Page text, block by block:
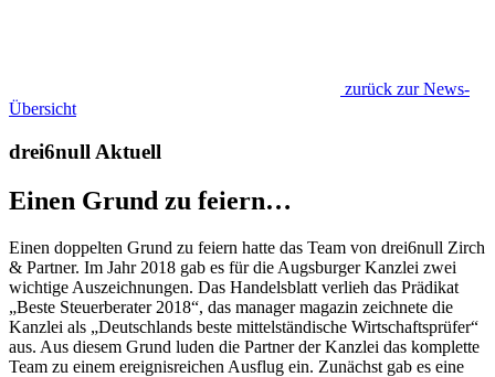
zurück zur News-
Übersicht
drei6null Aktuell
Einen Grund zu feiern…
Einen doppelten Grund zu feiern hatte das Team von drei6null Zirch
& Partner. Im Jahr 2018 gab es für die Augsburger Kanzlei zwei
wichtige Auszeichnungen. Das Handelsblatt verlieh das Prädikat
„Beste Steuerberater 2018“, das manager magazin zeichnete die
Kanzlei als „Deutschlands beste mittelständische Wirtschaftsprüfer“
aus. Aus diesem Grund luden die Partner der Kanzlei das komplette
Team zu einem ereignisreichen Ausflug ein. Zunächst gab es eine